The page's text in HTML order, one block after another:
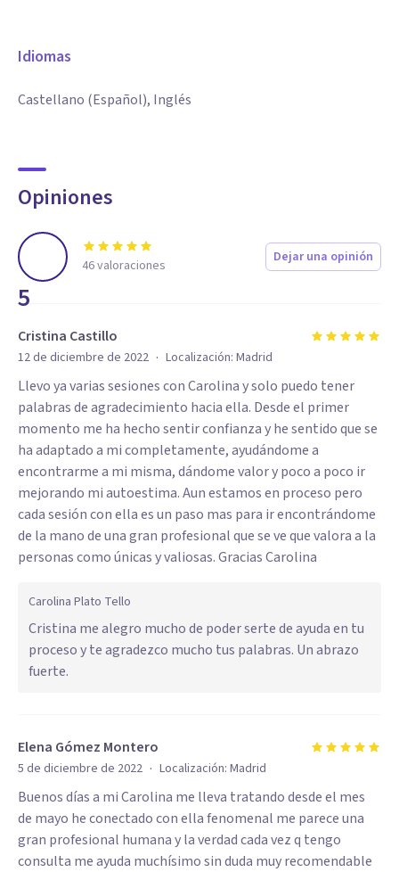
Idiomas
Castellano (Español), Inglés
Opiniones
5
46valoraciones Dejar una opinión
Cristina Castillo
12 de diciembre de 2022 · Localización: Madrid
Llevo ya varias sesiones con Carolina y solo puedo tener
palabras de agradecimiento hacia ella. Desde el primer
momento me ha hecho sentir confianza y he sentido que se
ha adaptado a mi completamente, ayudándome a
encontrarme a mi misma, dándome valor y poco a poco ir
mejorando mi autoestima. Aun estamos en proceso pero
cada sesión con ella es un paso mas para ir encontrándome
de la mano de una gran profesional que se ve que valora a la
personas como únicas y valiosas. Gracias Carolina
Carolina Plato Tello
Cristina me alegro mucho de poder serte de ayuda en tu
proceso y te agradezco mucho tus palabras. Un abrazo
fuerte.
Elena Gómez Montero
5 de diciembre de 2022 · Localización: Madrid
Buenos días a mi Carolina me lleva tratando desde el mes
de mayo he conectado con ella fenomenal me parece una
gran profesional humana y la verdad cada vez q tengo
consulta me ayuda muchísimo sin duda muy recomendable